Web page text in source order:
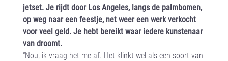
jetset. Je rijdt door Los Angeles, langs de palmbomen,
op weg naar een feestje, net weer een werk verkocht
voor veel geld. Je hebt bereikt waar iedere kunstenaar
van droomt.
“Nou, ik vraag het me af. Het klinkt wel als een soort van